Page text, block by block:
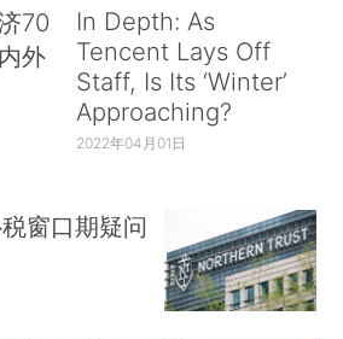
70
外
In Depth: As
Tencent Lays Off
Staff, Is Its ‘Winter’
Approaching?
2022年04月01日
窗口期疑问